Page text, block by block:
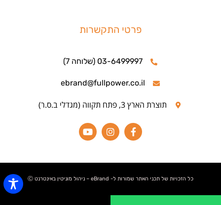
פרטי התקשרות
03-6499997 (שלוחה 7)
ebrand@fullpower.co.il
תוצרת הארץ 3, פתח תקווה (מגדלי ב.ס.ר)
כל הזכויות של תכני האתר שמורות ל- eBrand – ניהול מוניטין באינטרנט Ⓒ